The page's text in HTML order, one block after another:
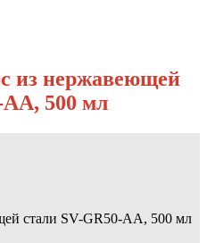
из нержавеющей
AA, 500 мл
стали SV-GR50-AA, 500 мл